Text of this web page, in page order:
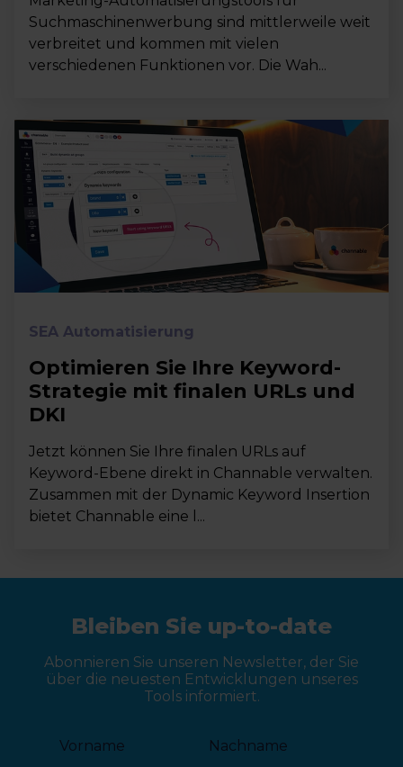
Suchmaschinenwerbung sind mittlerweile weit
verbreitet und kommen mit vielen
verschiedenen Funktionen vor. Die Wah...
SEA Automatisierung
Optimieren Sie Ihre Keyword-
Strategie mit finalen URLs und
DKI
Jetzt können Sie Ihre finalen URLs auf
Keyword-Ebene direkt in Channable verwalten.
Zusammen mit der Dynamic Keyword Insertion
bietet Channable eine l...
Bleiben Sie up-to-date
Abonnieren Sie unseren Newsletter, der Sie
über die neuesten Entwicklungen unseres
Tools informiert.
Vorname Nachname